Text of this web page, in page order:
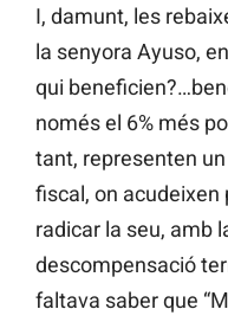
I, damunt, les
la senyora Ayuso,
qui
només el 6% més
tant, representen
fiscal, on acudeixen
radicar la seu, amb
descompensació
faltava saber que